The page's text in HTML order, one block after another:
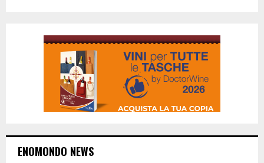
ENOMONDO NEWS